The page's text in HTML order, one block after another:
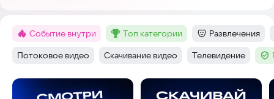
Метка:
Событие внутри Метка:
топ категории Категория:
Развлечения
Тег:
Потоковое видео Тег:
Скачивание видео Тег:
Телевидение Тег
Скриншоты